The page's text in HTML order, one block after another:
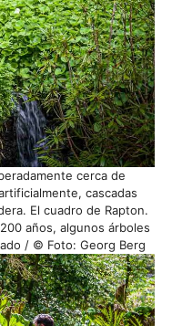
cerca de
cascadas
El cuadro de Rapton.
años, algunos árboles
/ © Foto: Georg Berg